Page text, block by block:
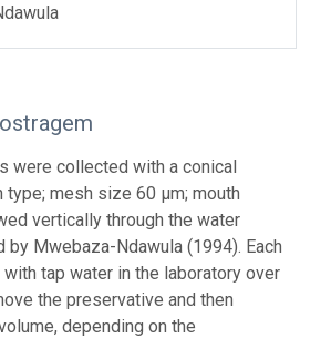
were collected with a conical
type; mesh size 60 µm; mouth
vertically through the water
by Mwebaza-Ndawula (1994). Each
tap water in the laboratory over
the preservative and then
depending on the